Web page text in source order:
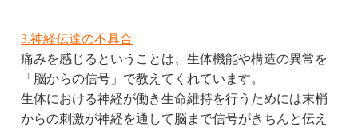
3.神経伝達の不具合
痛みを感じるということは、生体機能や構造の異常を
「脳からの信号」で教えてくれています。
生体における神経が働き生命維持を行うためには末梢
からの刺激が神経を通して脳まで信号がきちんと伝え